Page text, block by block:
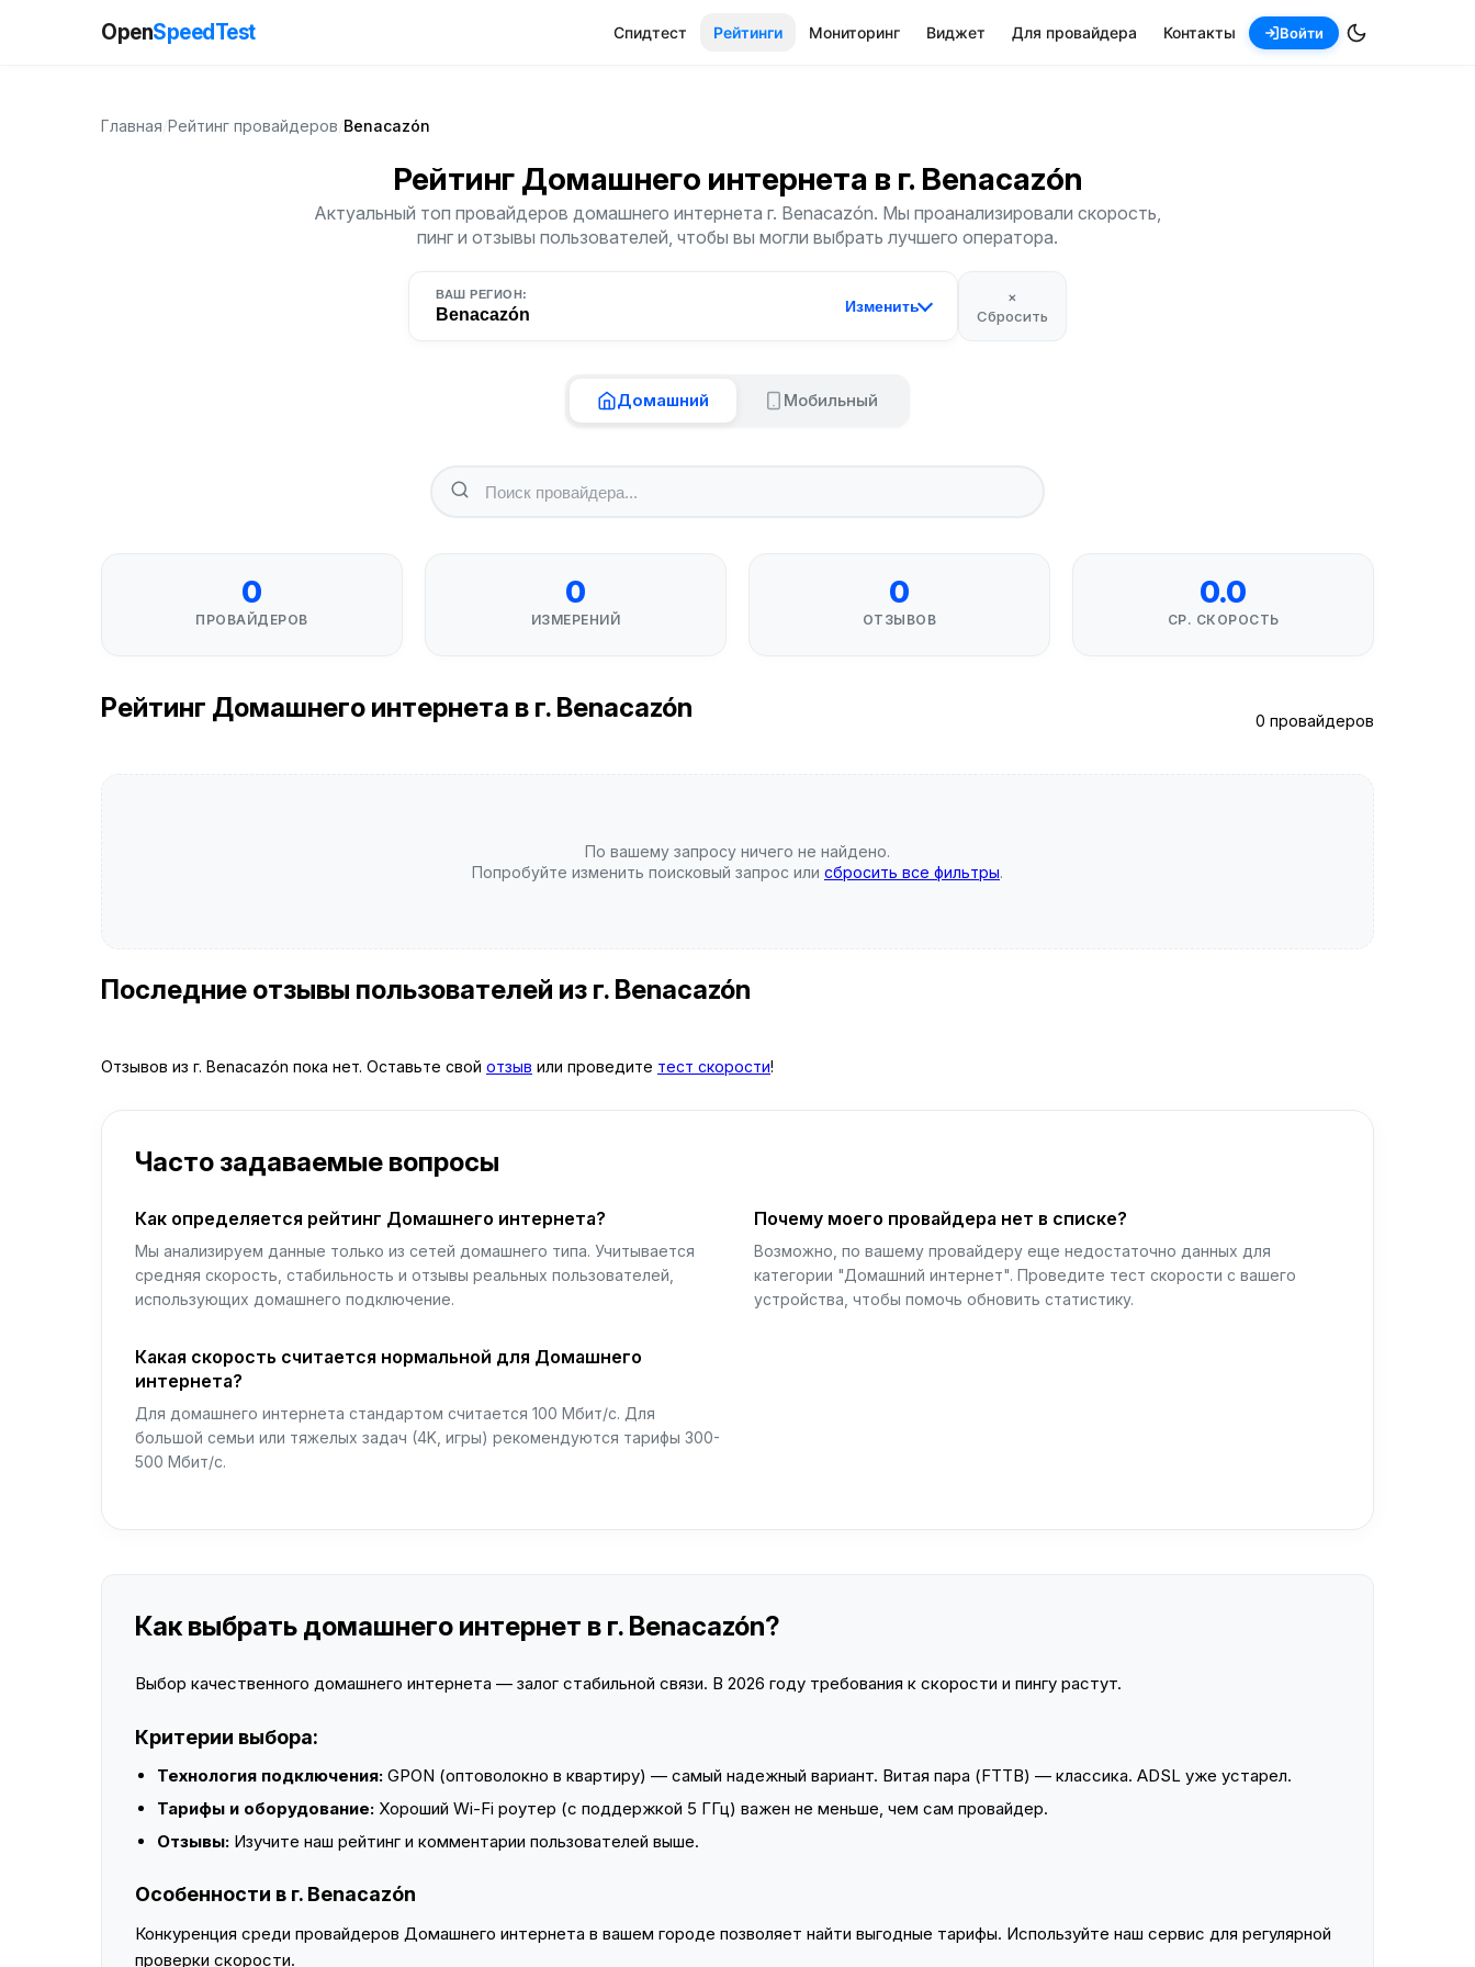
OpenSpeedTest Спидтест Рейтинги Мониторинг Виджет Для провайдера Контакты Войти
Главная Рейтинг провайдеров Benacazón
Рейтинг Домашнего интернета в г. Benacazón
Актуальный топ провайдеров домашнего интернета г. Benacazón. Мы проанализировали скорость,
пинг и отзывы пользователей, чтобы вы могли выбрать лучшего оператора.
ВАШ РЕГИОН:
Benacazón Изменить
×
Сбросить
Домашний Мобильный
0
ПРОВАЙДЕРОВ
0
ИЗМЕРЕНИЙ
0
ОТЗЫВОВ
0.0
СР. СКОРОСТЬ
Рейтинг Домашнего интернета в г. Benacazón 0 провайдеров
По вашему запросу ничего не найдено.
Попробуйте изменить поисковый запрос или сбросить все фильтры.
Последние отзывы пользователей из г. Benacazón
Отзывов из г. Benacazón пока нет. Оставьте свой отзыв или проведите тест скорости!
Часто задаваемые вопросы
Как определяется рейтинг Домашнего интернета?
Мы анализируем данные только из сетей домашнего типа. Учитывается
средняя скорость, стабильность и отзывы реальных пользователей,
использующих домашнего подключение.
Почему моего провайдера нет в списке?
Возможно, по вашему провайдеру еще недостаточно данных для
категории "Домашний интернет". Проведите тест скорости с вашего
устройства, чтобы помочь обновить статистику.
Какая скорость считается нормальной для Домашнего
интернета?
Для домашнего интернета стандартом считается 100 Мбит/с. Для
большой семьи или тяжелых задач (4K, игры) рекомендуются тарифы 300-
500 Мбит/с.
Как выбрать домашнего интернет в г. Benacazón?
Выбор качественного домашнего интернета — залог стабильной связи. В 2026 году требования к скорости и пингу растут.
Критерии выбора:
Технология подключения: GPON (оптоволокно в квартиру) — самый надежный вариант. Витая пара (FTTB) — классика. ADSL уже устарел.
Тарифы и оборудование: Хороший Wi-Fi роутер (с поддержкой 5 ГГц) важен не меньше, чем сам провайдер.
Отзывы: Изучите наш рейтинг и комментарии пользователей выше.
Особенности в г. Benacazón
Конкуренция среди провайдеров Домашнего интернета в вашем городе позволяет найти выгодные тарифы. Используйте наш сервис для регулярной
проверки скорости.